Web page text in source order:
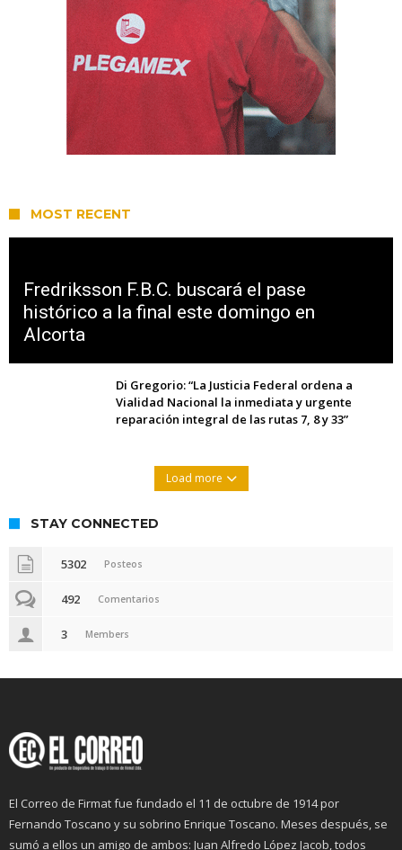
MOST RECENT
Fredriksson F.B.C. buscará el pase
histórico a la final este domingo en
Alcorta
Di Gregorio: “La Justicia Federal ordena a
Vialidad Nacional la inmediata y urgente
reparación integral de las rutas 7, 8 y 33”
Load more
STAY CONNECTED
5302 Posteos
492 Comentarios
3 Members
El Correo de Firmat fue fundado el 11 de octubre de 1914 por
Fernando Toscano y su sobrino Enrique Toscano. Meses después, se
sumó a ellos un amigo de ambos: Juan Alfredo López Jacob, todos